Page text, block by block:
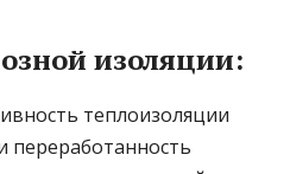
изоляции:
теплоизоляции
переработанность